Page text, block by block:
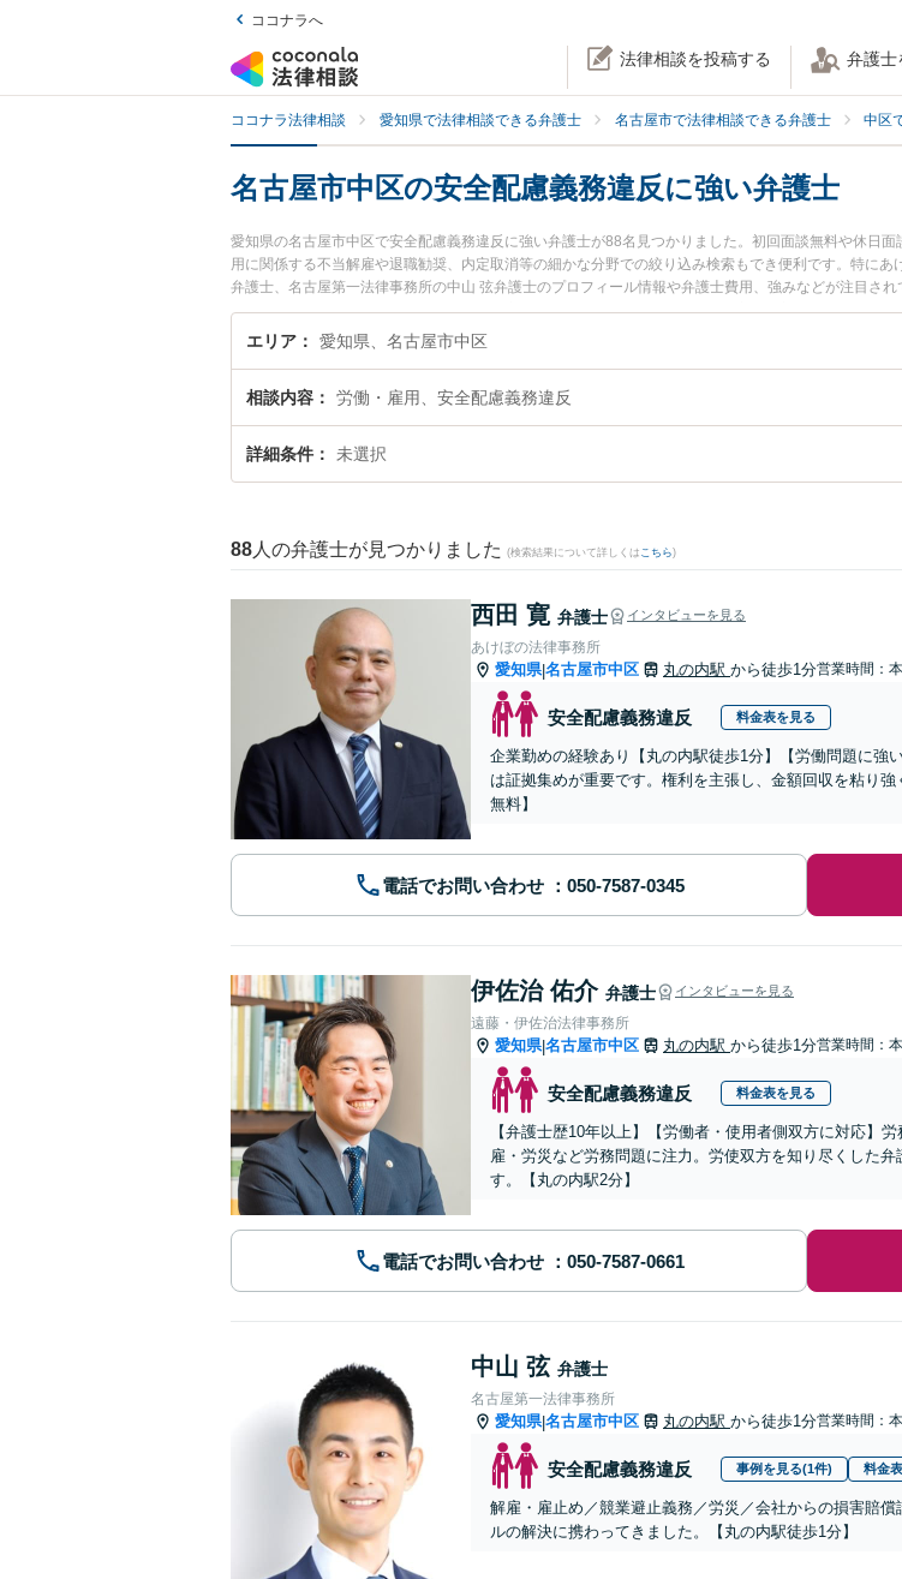
ココナラへ
法律相談を投稿する 弁護士
ココナラ法律相談 愛知県で法律相談できる弁護士 名古屋市で法律相談できる弁護士 中区
名古屋市中区の安全配慮義務違反に強い弁護士
愛知県の名古屋市中区で安全配慮義務違反に強い弁護士が88名見つかりました。初回面談無料や休日
用に関係する不当解雇や退職勧奨、内定取消等の細かな分野での絞り込み検索もでき便利です。特に
弁護士、名古屋第一法律事務所の中山 弦弁護士のプロフィール情報や弁護士費用、強みなどが注目さ
ラブルを今すぐに弁護士に相談したい』『安全配慮義務違反のトラブル解決の実績豊富な近くの弁護
市中区内の弁護士に相談予約したい』などでお困りの相談者さんにおすすめです。
エリア 愛知県、名古屋市中区
相談内容 労働・雇用、安全配慮義務違反
詳細条件 未選択
88 人の弁護士が見つかりました (検索結果について詳しくは こちら)
西田 寛 弁護士 インタビューを見る
あけぼの法律事務所
愛知県|名古屋市中区 丸の内駅 から徒歩1分営業時間：
安全配慮義務違反 料金表を見る
企業勤めの経験あり【丸の内駅徒歩1分】【労働問題に強
は証拠集めが重要です。権利を主張し、金額回収を粘り
無料】
電話でお問い合わせ
伊佐治 佑介 弁護士 インタビューを見る
遠藤・伊佐治法律事務所
愛知県|名古屋市中区 丸の内駅 から徒歩1分営業時間：
安全配慮義務違反 料金表を見る
【弁護士歴10年以上】【労働者・使用者側双方に対応】
雇・労災など労務問題に注力。労使双方を知り尽くした
す。【丸の内駅2分】
電話でお問い合わせ
中山 弦 弁護士
名古屋第一法律事務所
愛知県|名古屋市中区 丸の内駅 から徒歩1分営業時間：
安全配慮義務違反 事例を見る(1件) 料金
解雇・雇止め／競業避止義務／労災／会社からの損害賠
ルの解決に携わってきました。【丸の内駅徒歩1分】